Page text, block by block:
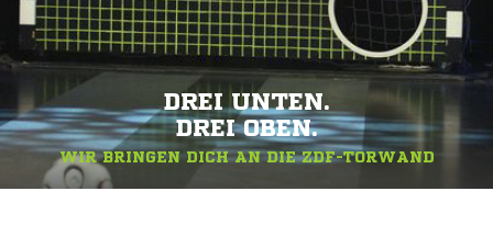
DREI UNTEN.
DREI OBEN.
WIR BRINGEN DICH AN DIE ZDF-TORWAND